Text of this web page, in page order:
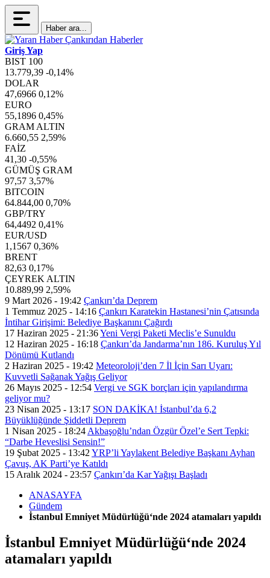
Haber ara...
Giriş Yap
BIST 100
13.779,39 -0,14%
DOLAR
47,6966 0,12%
EURO
55,1896 0,45%
GRAM ALTIN
6.660,55 2,59%
FAİZ
41,30 -0,55%
GÜMÜŞ GRAM
97,57 3,57%
BITCOIN
64.844,00 0,70%
GBP/TRY
64,4492 0,41%
EUR/USD
1,1567 0,36%
BRENT
82,63 0,17%
ÇEYREK ALTIN
10.889,99 2,59%
9 Mart 2026 - 19:42 Çankırı’da Deprem
1 Temmuz 2025 - 14:16 Çankırı Karatekin Hastanesi’nin Çatısında
İntihar Girişimi: Belediye Başkanını Çağırdı
17 Haziran 2025 - 21:36Yeni Vergi Paketi Meclis’e Sunuldu
12 Haziran 2025 - 16:18 Çankırı’da Jandarma’nın 186. Kuruluş Yıl
Dönümü Kutlandı
2 Haziran 2025 - 19:42 Meteoroloji’den 7 İl İçin Sarı Uyarı:
Kuvvetli Sağanak Yağış Geliyor
26 Mayıs 2025 - 12:54 Vergi ve SGK borçları için yapılandırma
geliyor mu?
23 Nisan 2025 - 13:17 SON DAKİKA! İstanbul’da 6,2
Büyüklüğünde Şiddetli Deprem
1 Nisan 2025 - 18:24 Akbaşoğlu’ndan Özgür Özel’e Sert Tepki:
“Darbe Heveslisi Sensin!”
19 Şubat 2025 - 13:42 YRP’li Yaylakent Belediye Başkanı Ayhan
Çavuş, AK Parti’ye Katıldı
15 Aralık 2024 - 23:57 Çankırı’da Kar Yağışı Başladı
ANASAYFA
Gündem
İstanbul Emniyet Müdürlüğü‘nde 2024 atamaları yapıldı
İstanbul Emniyet Müdürlüğü‘nde 2024
atamaları yapıldı